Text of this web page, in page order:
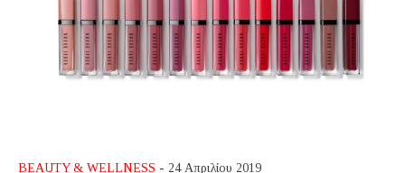
BEAUTY & WELLNESS - 24 Απριλίου 2019